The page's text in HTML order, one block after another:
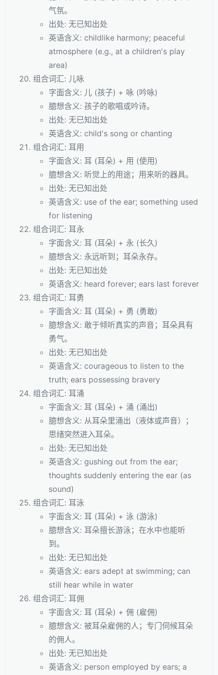
气氛。
出处: 无已知出处
英语含义: childlike harmony; peaceful
atmosphere (e.g., at a children's play
area)
组合词汇: 儿咏
字面含义: 儿 (孩子) + 咏 (吟咏)
臆想含义: 孩子的歌唱或吟诗。
出处: 无已知出处
英语含义: child's song or chanting
组合词汇: 耳用
字面含义: 耳 (耳朵) + 用 (使用)
臆想含义: 听觉上的用途；用来听的器具。
出处: 无已知出处
英语含义: use of the ear; something used
for listening
组合词汇: 耳永
字面含义: 耳 (耳朵) + 永 (长久)
臆想含义: 永远听到；耳朵永存。
出处: 无已知出处
英语含义: heard forever; ears last forever
组合词汇: 耳勇
字面含义: 耳 (耳朵) + 勇 (勇敢)
臆想含义: 敢于倾听真实的声音；耳朵具有
勇气。
出处: 无已知出处
英语含义: courageous to listen to the
truth; ears possessing bravery
组合词汇: 耳涌
字面含义: 耳 (耳朵) + 涌 (涌出)
臆想含义: 从耳朵里涌出（液体或声音）；
思绪突然进入耳朵。
出处: 无已知出处
英语含义: gushing out from the ear;
thoughts suddenly entering the ear (as
sound)
组合词汇: 耳泳
字面含义: 耳 (耳朵) + 泳 (游泳)
臆想含义: 耳朵擅长游泳；在水中也能听
到。
出处: 无已知出处
英语含义: ears adept at swimming; can
still hear while in water
组合词汇: 耳佣
字面含义: 耳 (耳朵) + 佣 (雇佣)
臆想含义: 被耳朵雇佣的人；专门伺候耳朵
的佣人。
出处: 无已知出处
英语含义: person employed by ears; a